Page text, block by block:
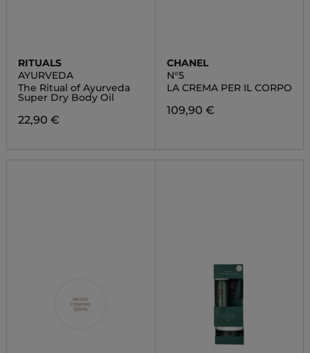
RITUALS
AYURVEDA
The Ritual of Ayurveda
Super Dry Body Oil
22,90 €
CHANEL
N°5
LA CREMA PER IL CORPO
109,90 €